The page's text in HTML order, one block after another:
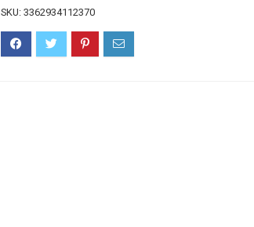
SKU:3362934112370